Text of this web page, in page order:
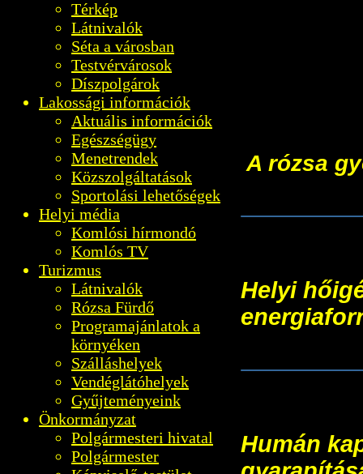
A rózsa
Helyi
Humán
Térkép
Látnivalók
Séta a városban
Testvérvárosok
Díszpolgárok
Lakossági információk
Aktuális információk
Egészségügy
Menetrendek
Közszolgáltatások
Sportolási lehetőségek
Helyi média
Komlósi hírmondó
Komlós TV
Turizmus
Látnivalók
Rózsa Fürdő
Programajánlatok a
környéken
Szálláshelyek
Vendéglátóhelyek
Gyűjteményeink
Önkormányzat
Polgármesteri hivatal
Polgármester